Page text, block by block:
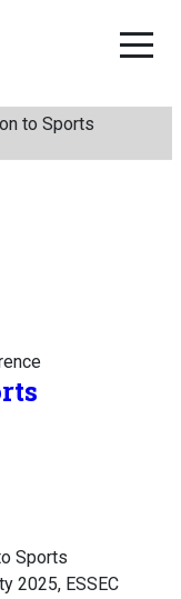
to Sports
Sports
2025, ESSEC